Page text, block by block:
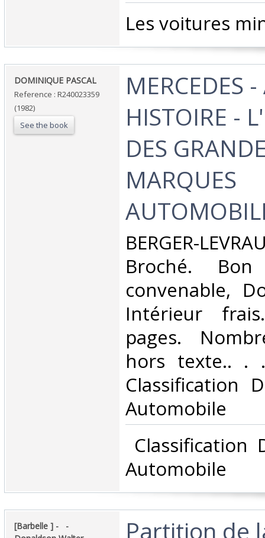
‎Les voitures
‎DOMINIQUE PASCAL‎
Reference : R240023359
(1982)
See the book
‎MERCEDES
HISTOIRE -
DES
MARQUES
‎BERGER-
Broché.
convenable,
Intérieur
pages.
hors texte.. .
Classification
Automobile‎
Classification
Automobile‎
‎[Barbelle ] - ‎ ‎ -
‎Partition de